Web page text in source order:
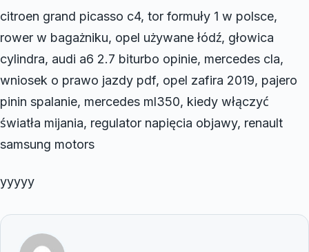
citroen grand picasso c4, tor formuły 1 w polsce,
rower w bagażniku, opel używane łódź, głowica
cylindra, audi a6 2.7 biturbo opinie, mercedes cla,
wniosek o prawo jazdy pdf, opel zafira 2019, pajero
pinin spalanie, mercedes ml350, kiedy włączyć
światła mijania, regulator napięcia objawy, renault
samsung motors
yyyyy